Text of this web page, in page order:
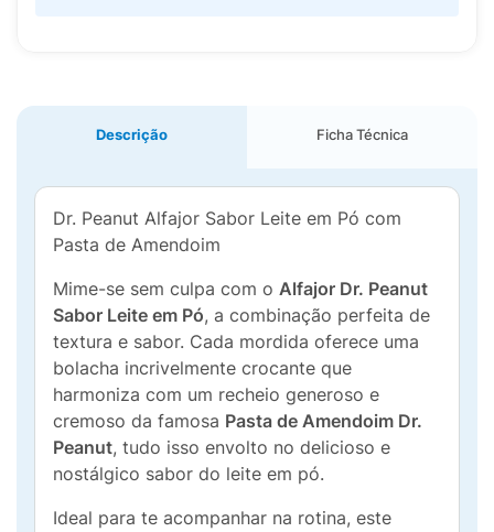
Descrição Ficha Técnica
Dr. Peanut Alfajor Sabor Leite em Pó com
Pasta de Amendoim
Mime-se sem culpa com o Alfajor Dr. Peanut
Sabor Leite em Pó, a combinação perfeita de
textura e sabor. Cada mordida oferece uma
bolacha incrivelmente crocante que
harmoniza com um recheio generoso e
cremoso da famosa Pasta de Amendoim Dr.
Peanut, tudo isso envolto no delicioso e
nostálgico sabor do leite em pó.
Ideal para te acompanhar na rotina, este